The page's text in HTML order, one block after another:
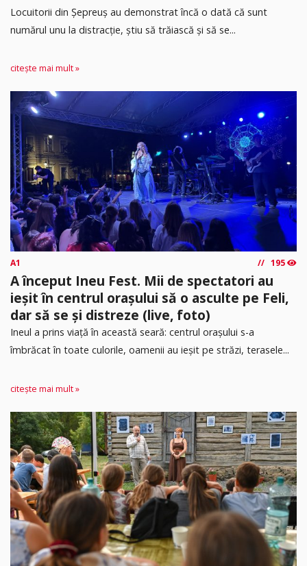
Locuitorii din Șepreuș au demonstrat încă o dată că sunt
numărul unu la distracție, știu să trăiască și să se...
citește mai mult »
A1 195
A început Ineu Fest. Mii de spectatori au
ieșit în centrul orașului să o asculte pe Feli,
dar să se și distreze (live, foto)
Ineul a prins viață în această seară: centrul orașului s-a
îmbrăcat în toate culorile, oamenii au ieșit pe străzi, terasele...
citește mai mult »